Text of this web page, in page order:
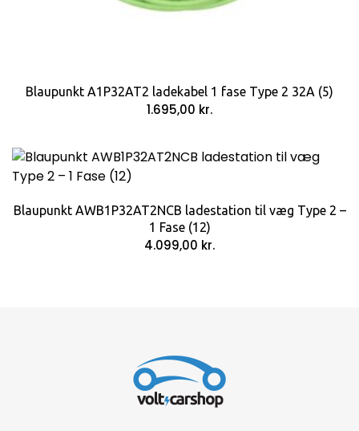
Blaupunkt A1P32AT2 ladekabel 1 fase Type 2 32A (5)
1.695,00 kr.
Blaupunkt AWB1P32AT2NCB ladestation til væg Type 2 –
1 Fase (12)
4.099,00 kr.